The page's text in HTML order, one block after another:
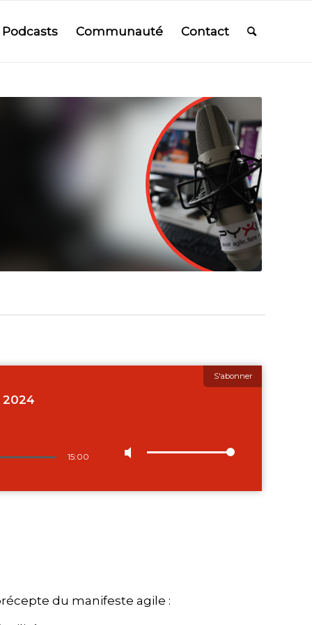
Podcasts Communauté Contact
du manifeste agile :